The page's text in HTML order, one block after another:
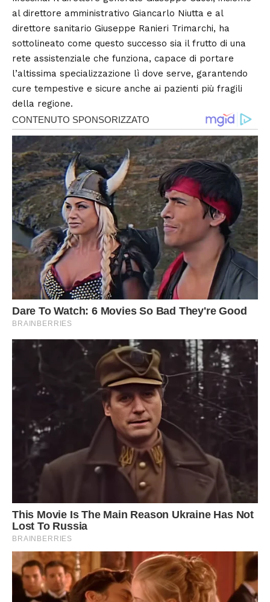
al direttore amministrativo Giancarlo Niutta e al
direttore sanitario Giuseppe Ranieri Trimarchi, ha
sottolineato come questo successo sia il frutto di una
rete assistenziale che funziona, capace di portare
l’altissima specializzazione lì dove serve, garantendo
cure tempestive e sicure anche ai pazienti più fragili
della regione.